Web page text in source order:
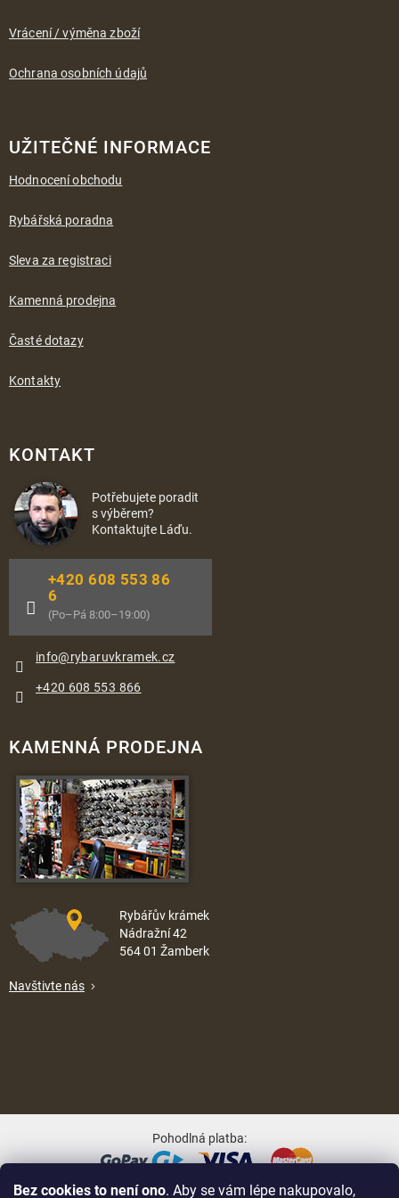
Bez cookies to není ono. Aby se vám lépe nakupovalo,
Vrácení / výměna zboží
Ochrana osobních údajů
UŽITEČNÉ INFORMACE
Hodnocení obchodu
Rybářská poradna
Sleva za registraci
Kamenná prodejna
Časté dotazy
Kontakty
KONTAKT
Potřebujete poradit
s výběrem?
Kontaktujte Láďu.
info@rybaruvkramek.cz
+420 608 553 86
6
(Po–Pá 8:00–19:00)
+420 608 553 866
KAMENNÁ PRODEJNA
Rybářův krámek
Nádražní 42
564 01 Žamberk
Navštivte nás
Pohodlná platba: